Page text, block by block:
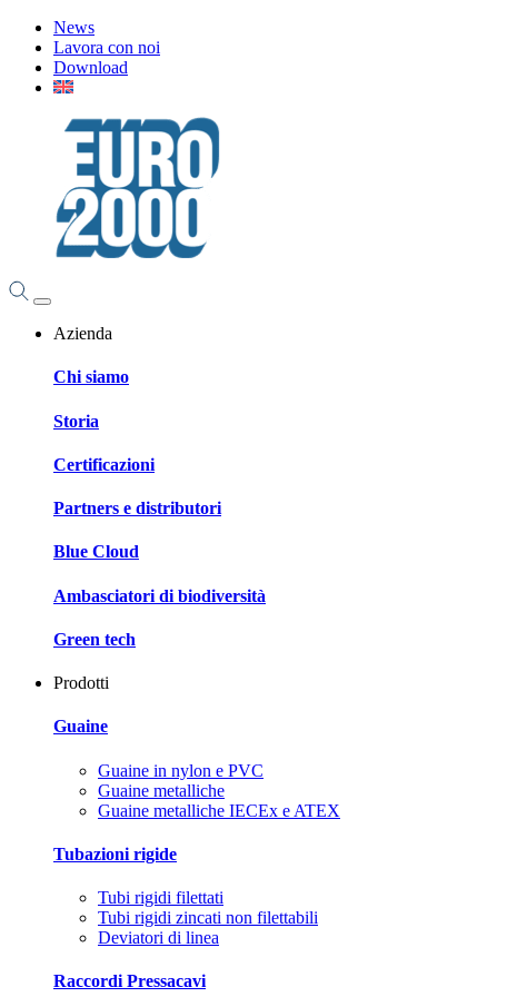
News
Lavora con noi
Download
Azienda
Chi siamo
Storia
Certificazioni
Partners e distributori
Blue Cloud
Ambasciatori di biodiversità
Green tech
Prodotti
Guaine
Guaine in nylon e PVC
Guaine metalliche
Guaine metalliche IECEx e ATEX
Tubazioni rigide
Tubi rigidi filettati
Tubi rigidi zincati non filettabili
Deviatori di linea
Raccordi Pressacavi